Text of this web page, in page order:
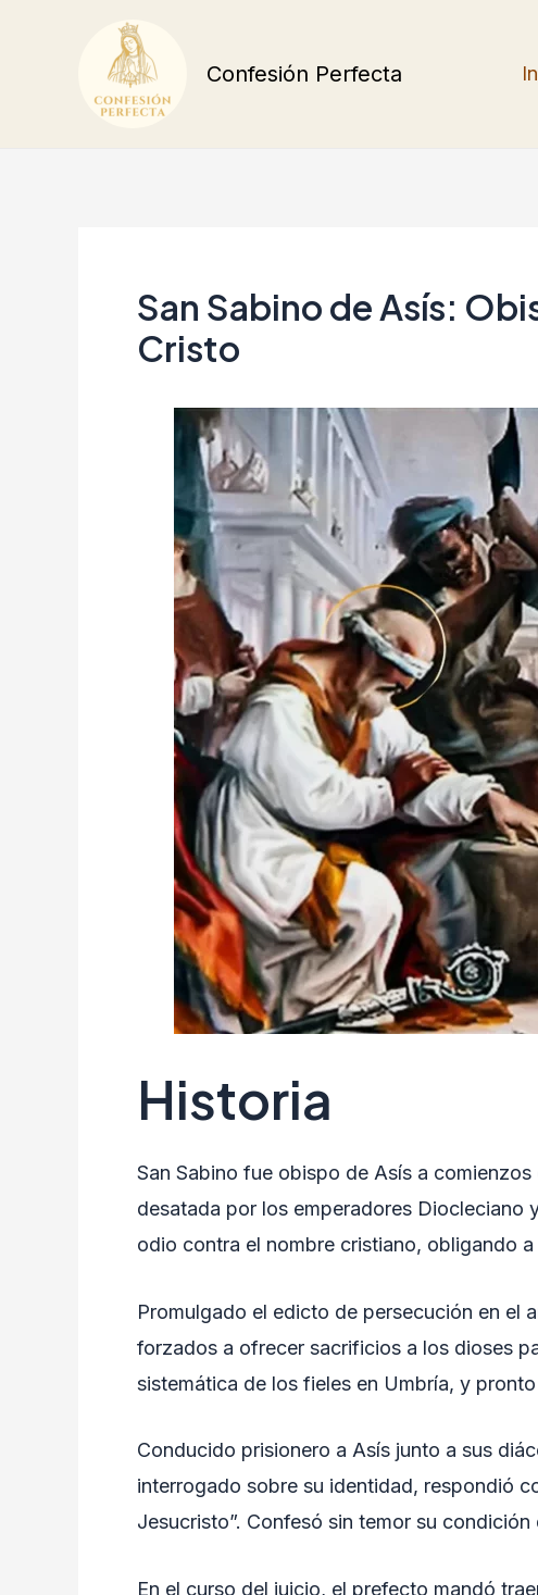
Confesión Perfecta
San Sabino de Asís:
Cristo
Historia
San Sabino fue obispo de Asís a
desatada por los emperadores Diocleciano
odio contra el nombre cristiano, obligando
Promulgado el edicto de persecución en el
forzados a ofrecer sacrificios a los dioses
sistemática de los fieles en Umbría, y
Conducido prisionero a Asís junto a sus
interrogado sobre su identidad, respondió
Jesucristo”. Confesó sin temor su
En el curso del juicio, el prefecto mandó